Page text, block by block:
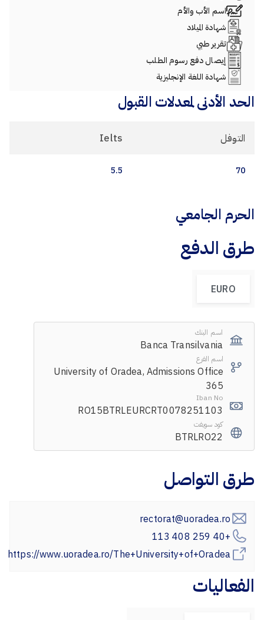
اسم الأب والأم
شهادة الميلاد
تقرير طبي
إيصال دفع رسوم الطلب
شهادة اللغة الإنجليزية
الحد الأدنى لمعدلات القبول
التوفل Ielts
70
5.5
الحرم الجامعي
طرق الدفع
EURO
اسم البنك
Banca Transilvania
اسم الفرع
University of Oradea, Admissions Office
365
Iban No
RO15BTRLEURCRT0078251103
كود سويفت
BTRLRO22
طرق التواصل
rectorat@uoradea.ro
+40 259 408 113
https://www.uoradea.ro/The+University+of+Oradea
الفعاليات